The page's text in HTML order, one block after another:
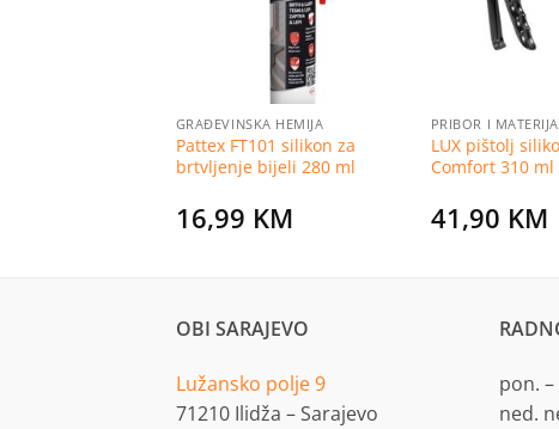
GRAĐEVINSKA HEMIJA
Pattex FT101 silikon za
brtvljenje bijeli 280 ml
16,99 KM
LUX pištolj
Comfort 310 ml
41,90 KM
OBI SARAJEVO
Lužansko polje 9
71210 Ilidža – Sarajevo
pon.
ned.